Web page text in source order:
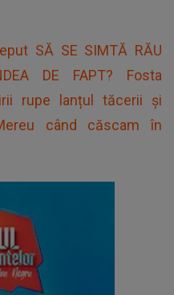
SĂ SE SIMTĂ RĂU
DE FAPT? Fosta
rupe lanțul tăcerii și
când căscam în